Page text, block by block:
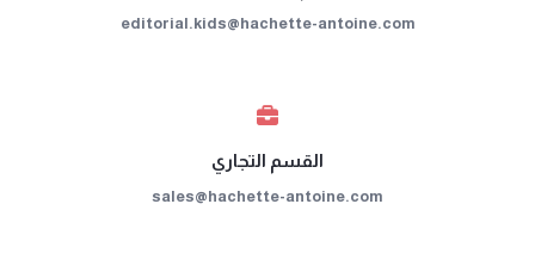
editorial.kids@hachette-antoine.com
القسم التجاري
sales@hachette-antoine.com